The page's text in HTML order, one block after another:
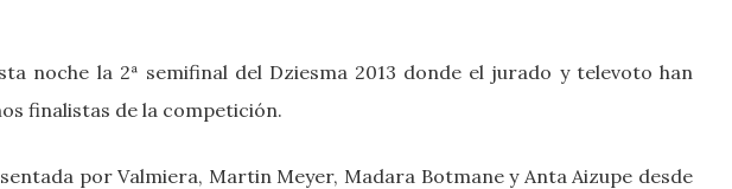
noche la 2ª semifinal del Dziesma 2013 donde el jurado y televoto han
finalistas de la competición.
por Valmiera, Martin Meyer, Madara Botmane y Anta Aizupe desde